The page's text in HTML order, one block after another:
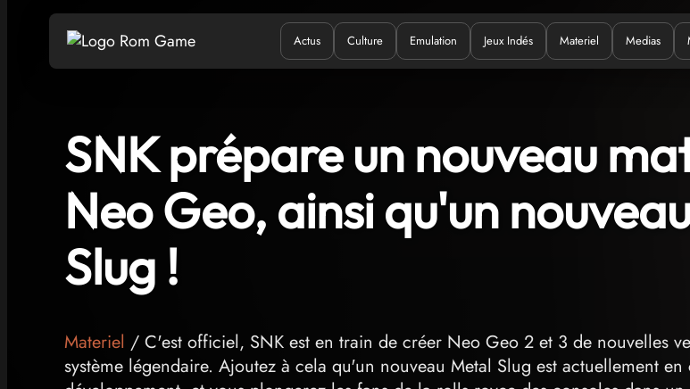
Où ? Quoi ?
Actus Culture Emulation Jeux Indés Materiel Medias
SNK prépare un nouveau
Neo Geo, ainsi qu'un
Slug !
Materiel / C'est officiel, SNK est en train de créer Neo Geo 2 et 3 de nouvelles
système légendaire. Ajoutez à cela qu'un nouveau Metal Slug est actuellement